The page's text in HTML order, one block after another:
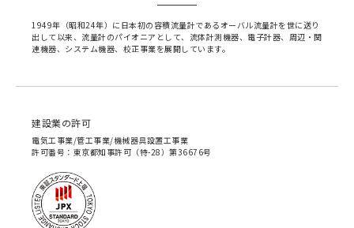
1949年（昭和24年）に日本初の容積流量計であるオーバル流量計を世に送り
出して以来、流量計のパイオニアとして、流体計測機器、電子計器、周辺・関
連機器、システム機器、校正事業を展開しています。
建設業の許可
電気工事業/管工事業/機械器具設置工事業
許可番号：東京都知事許可（特-28）第36676号